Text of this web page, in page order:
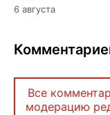
6 августа
Все
модерацию